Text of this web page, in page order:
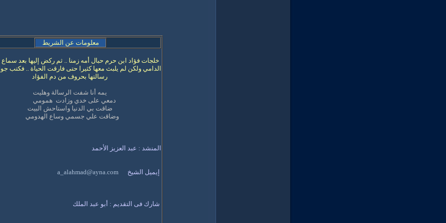
معلومات عن الشريط
خلجات فؤاد ابن حرم حبال أمه زمنا .. ثم ركض إليها بعد سماع
الدامي ولكن لم يلبث معها كثيرا حتى فارقت الحياة .. فكتب
وضاقت علي جسمي وساع الهدومي
المنشد : عبد العزيز الأحمد
a_alahmad@ayna.com